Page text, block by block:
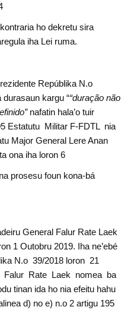
ho dekretu sira
iha Lei ruma.
Repúblika N.o
kargu ““duração não
nafatin hala’o tuir
Estatutu Militar F-FDTL nia
Major General Lere Anan
ona iha loron 6
prosesu foun kona-bá
General Falur Rate Laek
1 Outobru 2019. Iha ne’ebé
N.o 39/2018 loron 21
Falur Rate Laek nomea ba
tinan ida ho nia efeitu hahu
d) no e) n.o 2 artigu 195